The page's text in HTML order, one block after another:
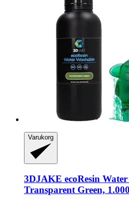
Varukorg
3DJAKE ecoResin
Transparent Green,